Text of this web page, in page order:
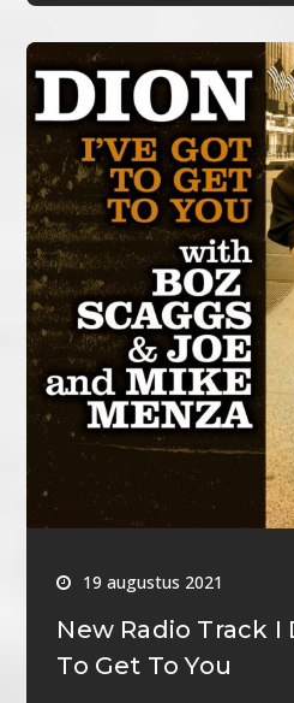
19 augustus 2021
New Radio Track I
To Get To You